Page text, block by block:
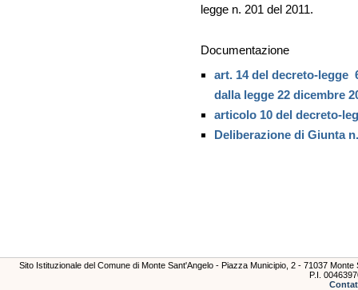
legge n. 201 del 2011.
Documentazione
art. 14 del decreto-legge
dalla legge 22 dicembre
articolo 10 del decreto-
Deliberazione di Giunta
Sito Istituzionale del Comune di Monte Sant'Angelo - Piazza Municipio, 2 - 71037
P.I.